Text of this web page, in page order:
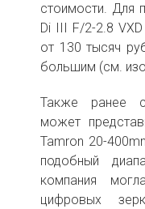
стоимости. Для
Di III F/2-2.8
от 130 тысяч
большим (см.
Также ранее
может
Tamron 20-
подобный
компания
цифровых